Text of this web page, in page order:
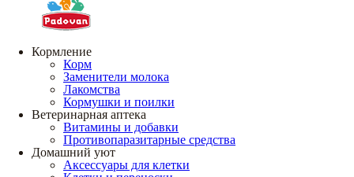
Кормление
Корм
Заменители молока
Лакомства
Кормушки и поилки
Ветеринарная аптека
Витамины и добавки
Противопаразитарные средства
Домашний уют
Аксессуары для клетки